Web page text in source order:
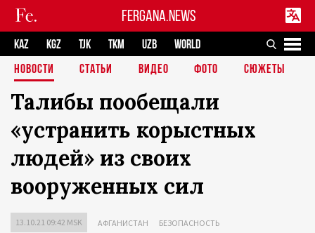
FERGANA.NEWS
KAZ KGZ TJK TKM UZB
WORLD
НОВОСТИ
СТАТЬИ ВИДЕО ФОТО СЮЖЕТЫ
Талибы пообещали
«устранить корыстных
людей» из своих
вооруженных сил
13.10.21 09:42 MSK АФГАНИСТАН БЕЗОПАСНОСТЬ